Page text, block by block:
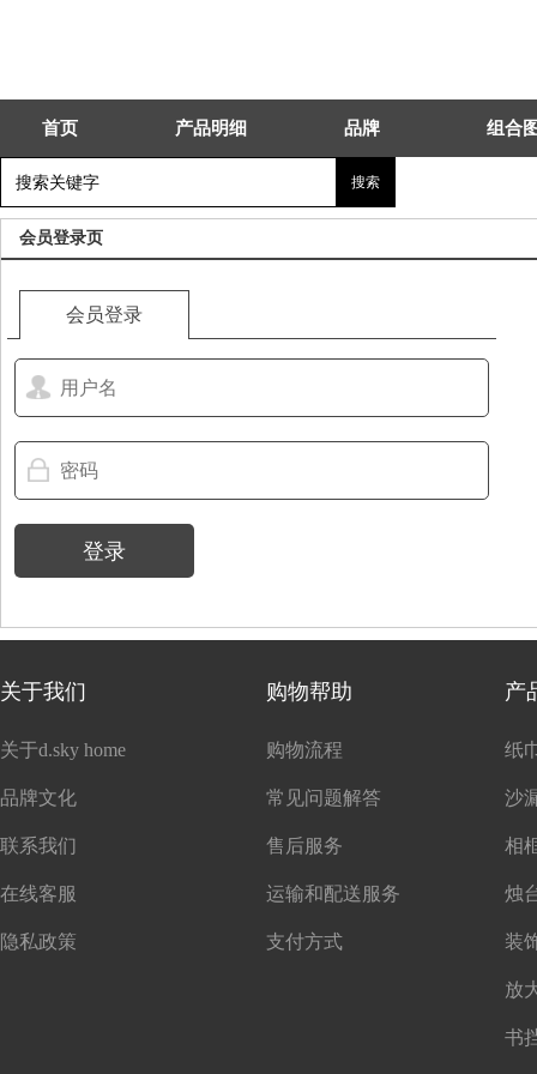
首页 产品明细 品牌 组合
会员登录页
会员登录
登录
关于我们
关于d.sky home
品牌文化
联系我们
在线客服
隐私政策
购物帮助
购物流程
常见问题解答
售后服务
运输和配送服务
支付方式
产
纸
沙
书